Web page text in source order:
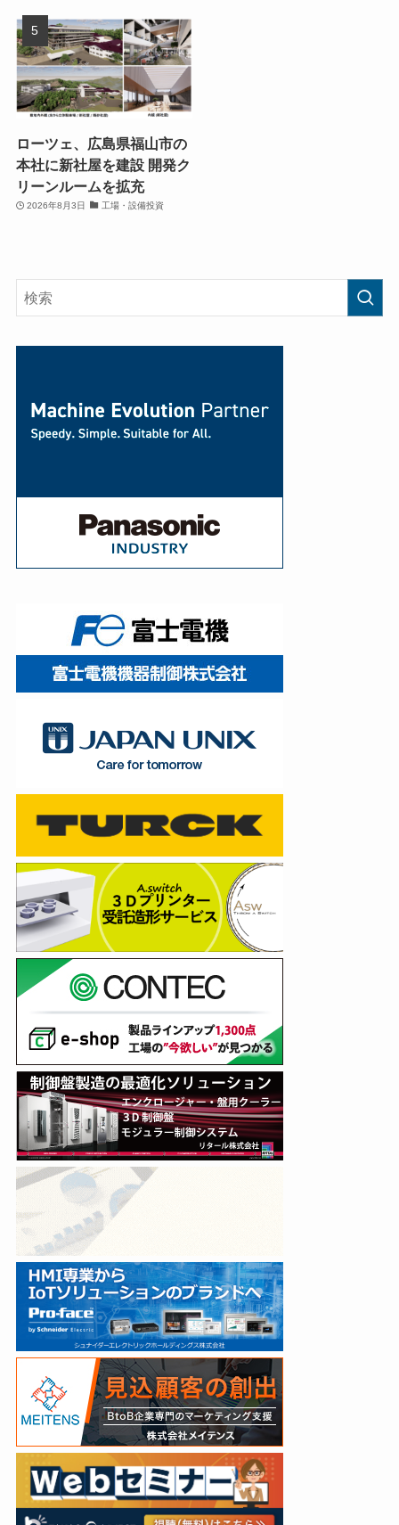
ローツェ、広島県福山市の
本社に新社屋を建設 開発ク
リーンルームを拡充
2026年8月3日 工場・設備投資